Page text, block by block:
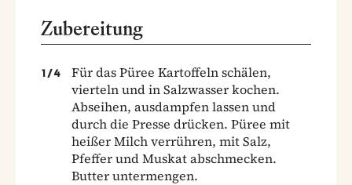
Zubereitung
1 /4
Für das Püree Kartoffeln schälen,
vierteln und in Salzwasser kochen.
Abseihen, ausdampfen lassen und
durch die Presse drücken. Püree mit
heißer Milch verrühren, mit Salz,
Pfeffer und Muskat abschmecken.
Butter untermengen.